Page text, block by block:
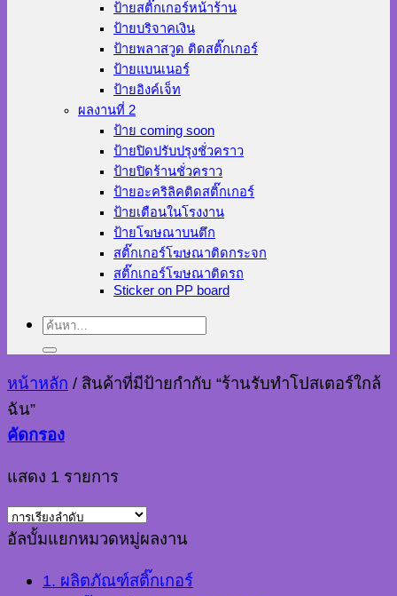
ป้ายสติ๊กเกอร์หน้าร้าน
ป้ายบริจาคเงิน
ป้ายพลาสวูด ติดสติ๊กเกอร์
ป้ายแบนเนอร์
ป้ายอิงค์เจ็ท
ผลงานที่ 2
ป้าย coming soon
ป้ายปิดปรับปรุงชั่วคราว
ป้ายปิดร้านชั่วคราว
ป้ายอะคริลิคติดสติ๊กเกอร์
ป้ายเตือนในโรงงาน
ป้ายโฆษณาบนตึก
สติ๊กเกอร์โฆษณาติดกระจก
สติ๊กเกอร์โฆษณาติดรถ
Sticker on PP board
ค้นหา:
หน้าหลัก / สินค้าที่มีป้ายกำกับ “ร้านรับทําโปสเตอร์ใกล้
ฉัน”
คัดกรอง
แสดง 1 รายการ
อัลบั้มแยกหมวดหมู่ผลงาน
1. ผลิตภัณฑ์สติ๊กเกอร์